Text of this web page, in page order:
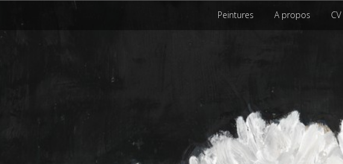
Peintures A propos CV